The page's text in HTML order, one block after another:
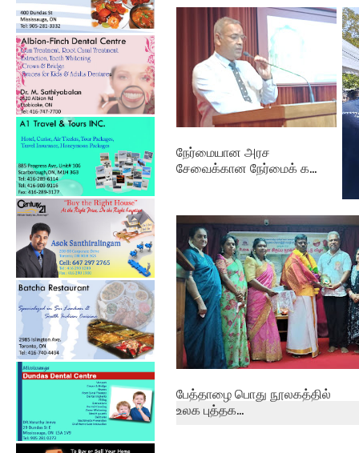
நேர்மையான அரச
சேவைக்கான நேர்மைக் க...
பேத்தாழை பொது நூலகத்தில்
உலக புத்தக...